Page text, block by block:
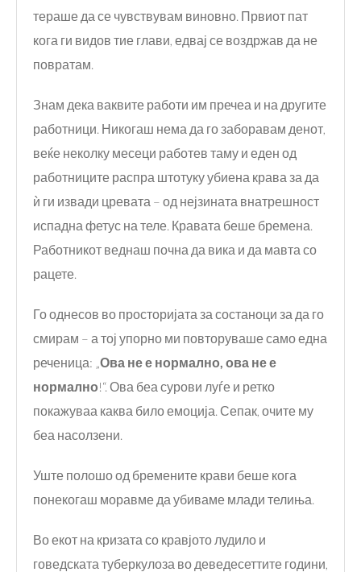
тераше да се чувствувам виновно. Првиот пат
кога ги видов тие глави, едвај се воздржав да не
повратам.
Знам дека ваквите работи им пречеа и на другите
работници. Никогаш нема да го заборавам денот,
веќе неколку месеци работев таму и еден од
работниците распра штотуку убиена крава за да
ѝ ги извади цревата – од нејзината внатрешност
испадна фетус на теле. Кравата беше бремена.
Работникот веднаш почна да вика и да мавта со
рацете.
Го однесов во просторијата за состаноци за да го
смирам – а тој упорно ми повторуваше само една
реченица: „Ова не е нормално, ова не е
нормално!“. Ова беа сурови луѓе и ретко
покажуваа каква било емоција. Сепак, очите му
беа насолзени.
Уште полошо од бремените крави беше кога
понекогаш моравме да убиваме млади телиња.
Во екот на кризата со кравјото лудило и
говедската туберкулоза во деведесеттите години,